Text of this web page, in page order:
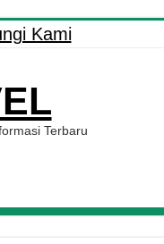
Kami
Terbaru